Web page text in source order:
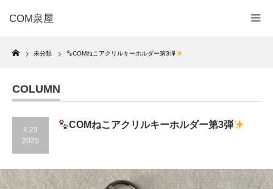
COM泉屋
Home
未分類 COMねこアクリルキーホルダー第3弾
COLUMN
4.23
2025
COMねこアクリルキーホルダー第3弾